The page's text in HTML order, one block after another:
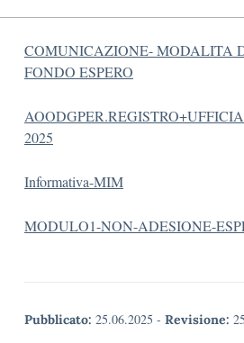
COMUNICAZIONE- MODALITA
FONDO ESPERO
2025
Informativa-MIM
MODULO1-NON-ADESIONE-
Pubblicato: 25.06.2025 - Revisione: